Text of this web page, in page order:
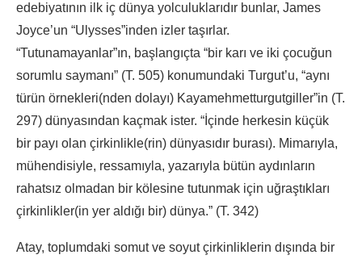
edebiyatının ilk iç dünya yolculuklarıdır bunlar, James
Joyce’un “Ulysses”inden izler taşırlar.
“Tutunamayanlar”ın, başlangıçta “bir karı ve iki çocuğun
sorumlu saymanı” (T. 505) konumundaki Turgut’u, “aynı
türün örnekleri(nden dolayı) Kayamehmetturgutgiller”in (T.
297) dünyasından kaçmak ister. “İçinde herkesin küçük
bir payı olan çirkinlikle(rin) dünyasıdır burası). Mimarıyla,
mühendisiyle, ressamıyla, yazarıyla bütün aydınların
rahatsız olmadan bir kölesine tutunmak için uğraştıkları
çirkinlikler(in yer aldığı bir) dünya.” (T. 342)
Atay, toplumdaki somut ve soyut çirkinliklerin dışında bir